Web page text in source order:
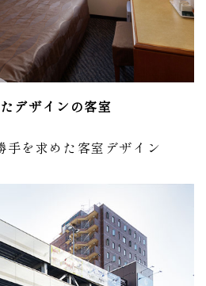
デザインの客室
手を求めた客室デザイン